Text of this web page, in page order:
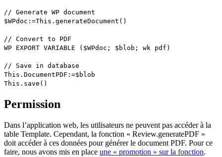
// Generate WP document
$WPdoc :=This . generateDocument ()
// Convert to PDF
WP EXPORT VARIABLE ( $WPdoc ; $blob ; wk pdf )
// Save in database
This . DocumentPDF :=$blob
This . save ()
Permission
Dans l’application web, les utilisateurs ne peuvent pas accéder à la
table Template. Cependant, la fonction « Review.generatePDF »
doit accéder à ces données pour générer le document PDF. Pour ce
faire, nous avons mis en place une « promotion » sur la fonction.